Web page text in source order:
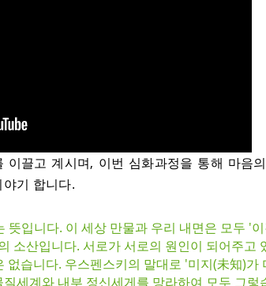
이끌고 계시며, 이번 심화과정을 통해 마음
기 합니다.
뜻입니다. 이 세상 만물과 우리 내면은 모두 '
소산입니다. 서로가 서로의 원인이 되어주고
없습니다. 우스펜스키의 말대로 '미지(未知)가
세계와 내부 정신세게를 망라하여 모두 그렇